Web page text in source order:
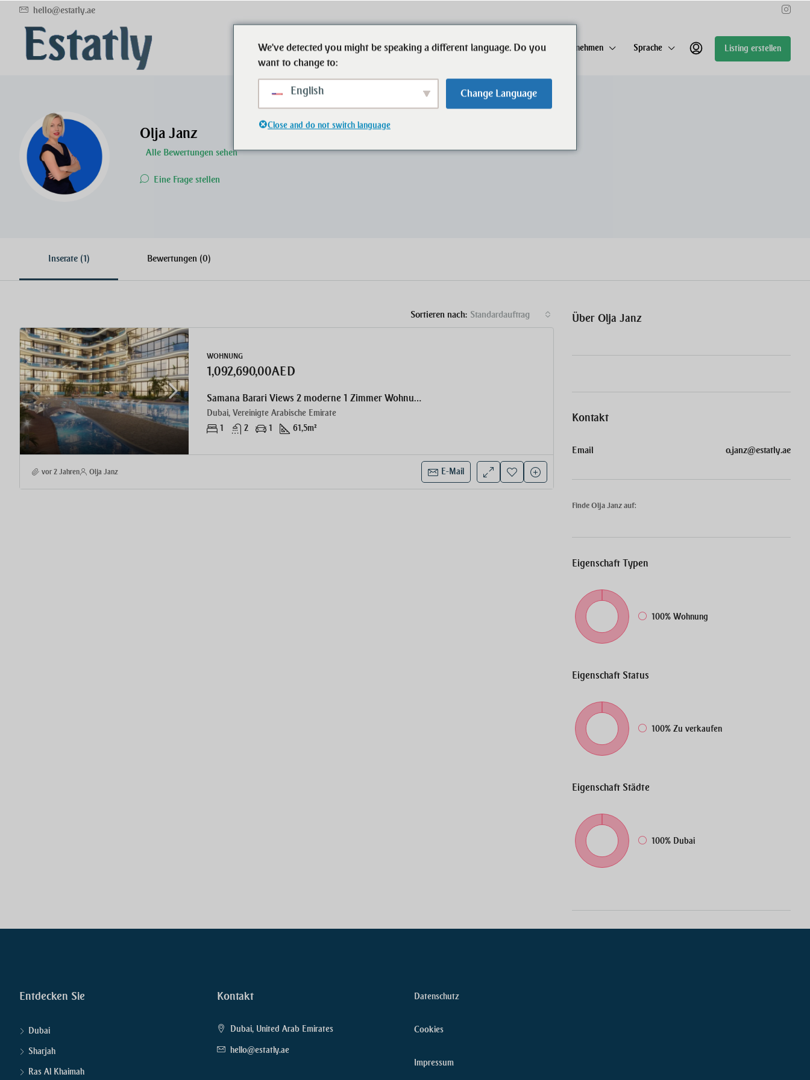
hello@estatly.ae
Start Immobilien Ansprechpartner Unternehmen Sprache Listing erstellen
Olja Janz
Alle Bewertungen sehen
Eine Frage stellen
Inserate (1) Bewertungen (0)
Sortieren nach: Standardauftrag
WOHNUNG
1,092,690,00AED
Samana Barari Views 2 moderne 1 Zimmer Wohnung
Dubai, Vereinigte Arabische Emirate
1
2 1 61,5m²
vor 2 Jahren Olja Janz E-Mail
Über Olja Janz
Kontakt
Email o.janz@estatly.ae
Finde Olja Janz auf:
Eigenschaft Typen
100% Wohnung
Eigenschaft Status
100% Zu verkaufen
Eigenschaft Städte
100% Dubai
Entdecken Sie
Dubai
Sharjah
Ras Al Khaimah
Kontakt
Dubai, United Arab Emirates
hello@estatly.ae
Datenschutz
Cookies
Impressum
We've detected you might be speaking a different language. Do you
want to change to:
English Change Language
Close and do not switch language